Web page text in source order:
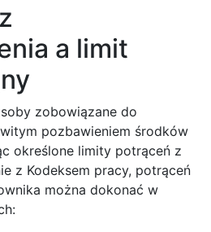
a limit
zobowiązane do
pozbawieniem środków
określone limity potrąceń z
z Kodeksem pracy, potrąceń
można dokonać w